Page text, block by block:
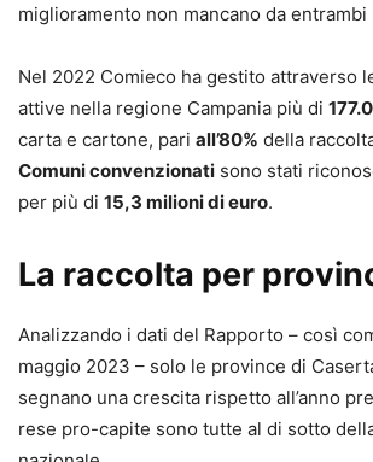
miglioramento non mancano da entrambi
Nel 2022 Comieco ha gestito attraverso
attive nella regione Campania più di
carta e cartone, pari all’80% della
Comuni convenzionati sono stati
per più di 15,3 milioni di euro.
La raccolta per
Analizzando i dati del Rapporto – così
maggio 2023 – solo le province di
segnano una crescita rispetto all’anno
rese pro-capite sono tutte al di sotto